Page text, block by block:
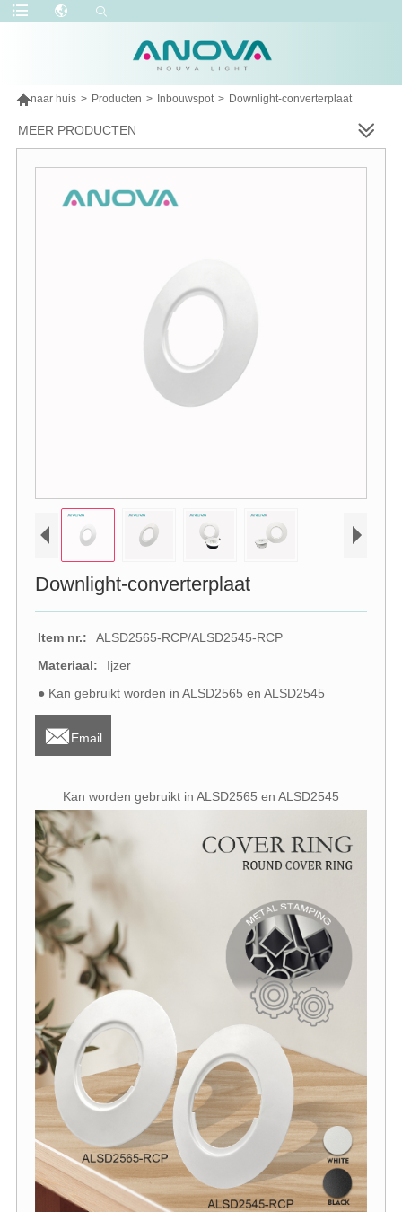
naar huis > Producten > Inbouwspot > Downlight-converterplaat
MEER PRODUCTEN
Downlight-converterplaat
Item nr.:
ALSD2565-RCP/ALSD2545-RCP
Materiaal:
Ijzer
● Kan gebruikt worden in ALSD2565 en ALSD2545
Email
Kan worden gebruikt in ALSD2565 en ALSD2545